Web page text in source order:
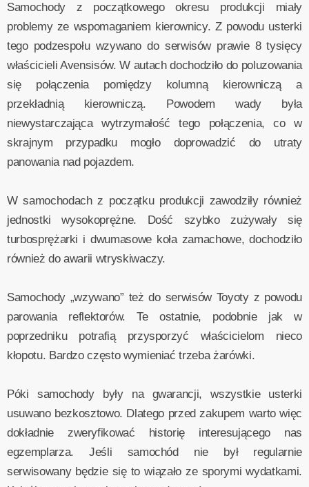
Samochody z początkowego okresu produkcji miały
problemy ze wspomaganiem kierownicy. Z powodu usterki
tego podzespołu wzywano do serwisów prawie 8 tysięcy
właścicieli Avensisów. W autach dochodziło do poluzowania
się połączenia pomiędzy kolumną kierowniczą a
przekładnią kierowniczą. Powodem wady była
niewystarczająca wytrzymałość tego połączenia, co w
skrajnym przypadku mogło doprowadzić do utraty
panowania nad pojazdem.
W samochodach z początku produkcji zawodziły również
jednostki wysokoprężne. Dość szybko zużywały się
turbosprężarki i dwumasowe koła zamachowe, dochodziło
również do awarii wtryskiwaczy.
Samochody „wzywano” też do serwisów Toyoty z powodu
parowania reflektorów. Te ostatnie, podobnie jak w
poprzedniku potrafią przysporzyć właścicielom nieco
kłopotu. Bardzo często wymieniać trzeba żarówki.
Póki samochody były na gwarancji, wszystkie usterki
usuwano bezkosztowo. Dlatego przed zakupem warto więc
dokładnie zweryfikować historię interesującego nas
egzemplarza. Jeśli samochód nie był regularnie
serwisowany będzie się to wiązało ze sporymi wydatkami.